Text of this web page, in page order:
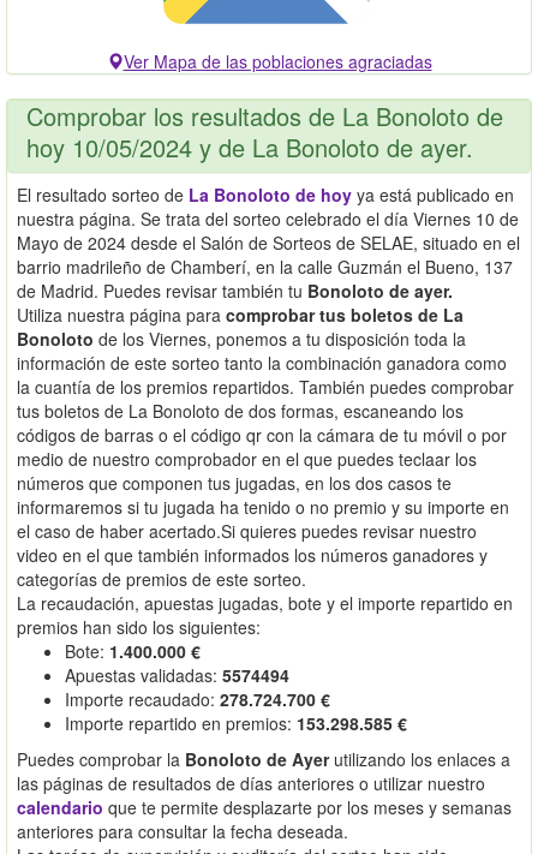
Ver Mapa de las poblaciones agraciadas
Comprobar los resultados de La Bonoloto de
hoy 10/05/2024 y de La Bonoloto de ayer.
El resultado sorteo de La Bonoloto de hoy ya está publicado en
nuestra página. Se trata del sorteo celebrado el día Viernes 10 de
Mayo de 2024 desde el Salón de Sorteos de SELAE, situado en el
barrio madrileño de Chamberí, en la calle Guzmán el Bueno, 137
de Madrid. Puedes revisar también tu Bonoloto de ayer.
Utiliza nuestra página para comprobar tus boletos de La
Bonoloto de los Viernes, ponemos a tu disposición toda la
información de este sorteo tanto la combinación ganadora como
la cuantía de los premios repartidos. También puedes comprobar
tus boletos de La Bonoloto de dos formas, escaneando los
códigos de barras o el código qr con la cámara de tu móvil o por
medio de nuestro comprobador en el que puedes teclaar los
números que componen tus jugadas, en los dos casos te
informaremos si tu jugada ha tenido o no premio y su importe en
el caso de haber acertado.Si quieres puedes revisar nuestro
video en el que también informados los números ganadores y
categorías de premios de este sorteo.
La recaudación, apuestas jugadas, bote y el importe repartido en
premios han sido los siguientes:
Bote: 1.400.000 €
Apuestas validadas: 5574494
Importe recaudado: 278.724.700 €
Importe repartido en premios: 153.298.585 €
Puedes comprobar la Bonoloto de Ayerutilizando los enlaces a
las páginas de resultados de días anteriores o utilizar nuestro
calendario que te permite desplazarte por los meses y semanas
anteriores para consultar la fecha deseada.